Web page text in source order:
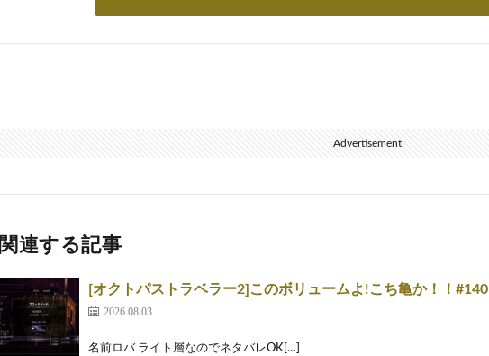
Advertisement
関連する記事
[オクトパストラベラー2]このボリュームよ!こち亀か！！#140
2026.08.03
名前ロバ ライト層なのでネタバレOK[…]